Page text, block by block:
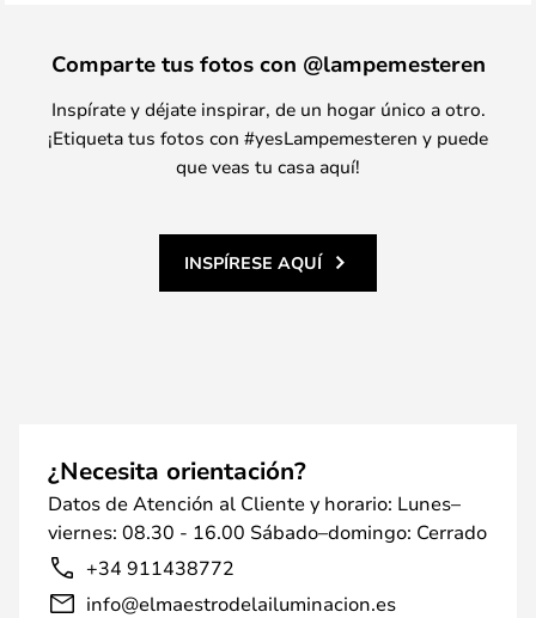
Comparte tus fotos con @lampemesteren
Inspírate y déjate inspirar, de un hogar único a otro.
¡Etiqueta tus fotos con #yesLampemesteren y puede
que veas tu casa aquí!
INSPÍRESE AQUÍ
¿Necesita orientación?
Datos de Atención al Cliente y horario: Lunes–
viernes: 08.30 - 16.00 Sábado–domingo: Cerrado
+34 911438772
info@elmaestrodelailuminacion.es